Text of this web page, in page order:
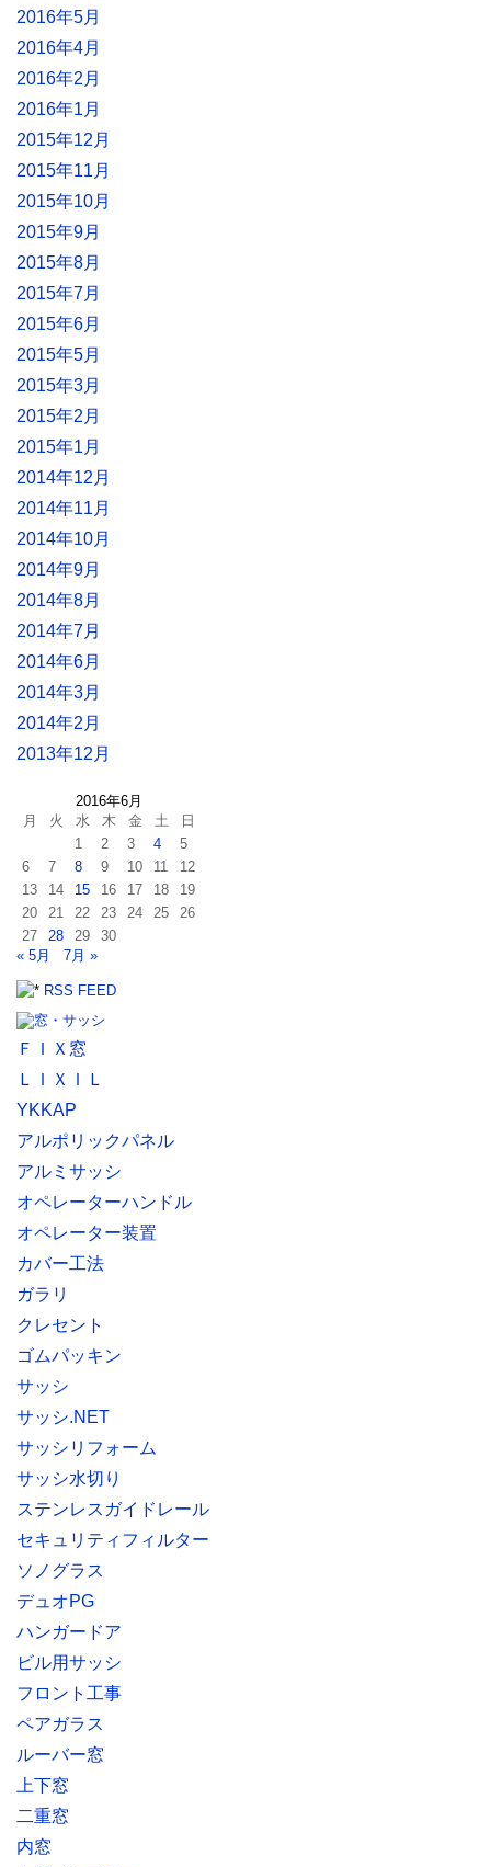
2016年5月
2016年4月
2016年2月
2016年1月
2015年12月
2015年11月
2015年10月
2015年9月
2015年8月
2015年7月
2015年6月
2015年5月
2015年3月
2015年2月
2015年1月
2014年12月
2014年11月
2014年10月
2014年9月
2014年8月
2014年7月
2014年6月
2014年3月
2014年2月
2013年12月
2016年6月
月
火 水 木 金 土
日
1
2 3 4
5
6
7 8 9 10 11
12
13
14 15 16 17 18
19
20
21 22 23 24 25
26
27
28 29
30
« 5月
7月 »
RSS FEED
ＦＩＸ窓
ＬＩＸＩＬ
YKKAP
アルポリックパネル
アルミサッシ
オペレーターハンドル
オペレーター装置
カバー工法
ガラリ
クレセント
ゴムパッキン
サッシ
サッシ.NET
サッシリフォーム
サッシ水切り
ステンレスガイドレール
セキュリティフィルター
ソノグラス
デュオPG
ハンガードア
ビル用サッシ
フロント工事
ペアガラス
ルーバー窓
上下窓
二重窓
内窓